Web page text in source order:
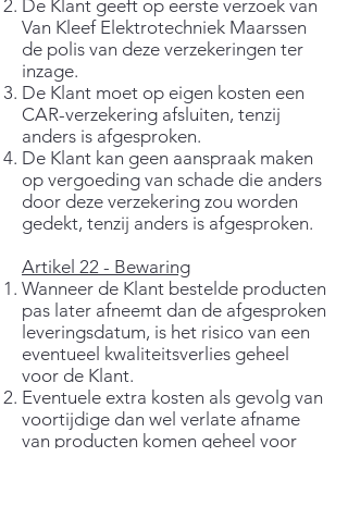
De Klant geeft op eerste verzoek van
Van Kleef Elektrotechniek Maarssen
de polis van deze verzekeringen ter
inzage.
De Klant moet op eigen kosten een
CAR-verzekering afsluiten, tenzij
anders is afgesproken.
De Klant kan geen aanspraak maken
op vergoeding van schade die anders
door deze verzekering zou worden
gedekt, tenzij anders is afgesproken.
Artikel 22 - Bewaring
Wanneer de Klant bestelde producten
pas later afneemt dan de afgesproken
leveringsdatum, is het risico van een
eventueel kwaliteitsverlies geheel
voor de Klant.
Eventuele extra kosten als gevolg van
voortijdige dan wel verlate afname
van producten komen geheel voor